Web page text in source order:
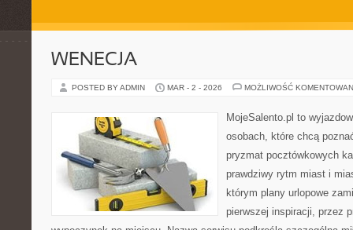
WENECJA
POSTED BY ADMIN MAR - 2 - 2026 MOŻLIWOŚĆ
MojeSalento.pl to
osobach, które chcą
pryzmat pocztówkowych
prawdziwy rytm miast i
którym plany urlopowe
pierwszej inspiracji, przez